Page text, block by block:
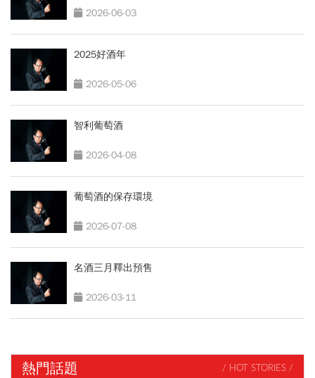
2026-06-03
2025好酒年
2026-05-06
智利葡萄酒
2026-04-08
葡萄酒的保存環境
2026-07-08
名酒三月釋出預售
2026-03-11
熱門話題 / HOT STORIES /